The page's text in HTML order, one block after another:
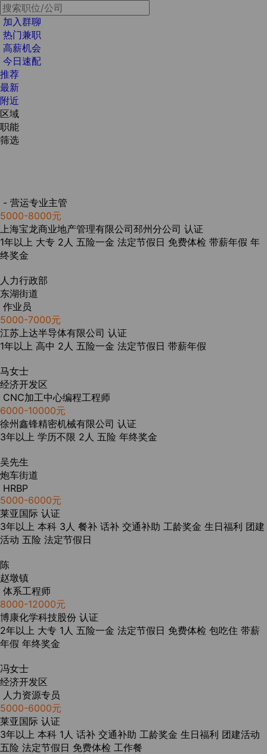
加入群聊
热门兼职
高薪机会
今日速配
推荐
最新
附近
区域
职能
筛选
- 营运专业主管
5000-8000元
上海宝龙商业地产管理有限公司邳州分公司 认证
1年以上 大专 2人 五险一金 法定节假日 免费体检 带薪年假 年
终奖金
人力行政部
东湖街道
作业员
5000-7000元
江苏上达半导体有限公司 认证
1年以上 高中 2人 五险一金 法定节假日 带薪年假
马女士
经济开发区
CNC加工中心编程工程师
6000-10000元
徐州鑫锋精密机械有限公司 认证
3年以上 学历不限 2人 五险 年终奖金
吴先生
炮车街道
HRBP
5000-6000元
莱亚国际 认证
3年以上 本科 3人 餐补 话补 交通补助 工龄奖金 生日福利 团建
活动 五险 法定节假日
陈
赵墩镇
体系工程师
8000-12000元
博康化学科技股份 认证
2年以上 大专 1人 五险一金 法定节假日 免费体检 包吃住 带薪
年假 年终奖金
冯女士
经济开发区
人力资源专员
5000-6000元
莱亚国际 认证
3年以上 本科 1人 话补 交通补助 工龄奖金 生日福利 团建活动
五险 法定节假日 免费体检 工作餐